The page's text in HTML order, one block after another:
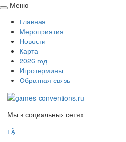
Свернуть
развернуть
Меню
Главная
Мероприятия
Новости
Карта
2026 год
Игротермины
Обратная связь
Мы в социальных сетях
 